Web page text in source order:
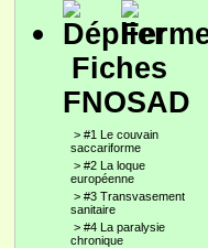
Fiches
FNOSAD
> #1 Le couvain
saccariforme
> #2 La loque
européenne
> #3 Transvasement
sanitaire
> #4 La paralysie
chronique